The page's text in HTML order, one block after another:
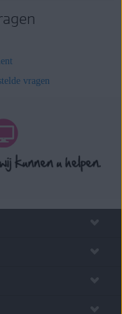
vragen